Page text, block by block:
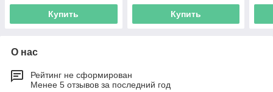
Купить Купить
О нас
Рейтинг не сформирован
Менее 5 отзывов за последний год